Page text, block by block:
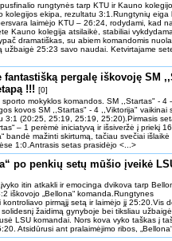
rungtynės tarp KTU ir Kauno
kolegijos ekipa, rezultatu 3:1.Rungtynių eiga
laimėjo KTU – 26:24, rodydami, kad
Kauno kolegija atsilaikė, stabiliai
dramatiškas, su abiem komandomis
25:23 savo naudai. Ketvirtajame
pergalę iškovoję SM
!!! [0]
mokyklos komandos. SM ,,Startas" - 4
kovos SM ,,Startas" - 4 ,,Viktorija" vaikinai
3:1 (20:25, 25:19, 25:19, 25:20).Pirmasis
– 1 perėmė iniciatyvą ir išsiveržė į priekį
bandė mažinti skirtumą, tačiau svečiai
1:0.Antrasis setas prasidėjo <...>
po penkių setų mūšio įveikė
itin atkakli ir emocinga dvikova tarp
iškovojo „Bellona“ komanda.Rungtynes
pirmąjį setą ir laimėjo jį 25:20.Vis
žaidimą gynyboje bei tiksliau
LSU komandai. Nors kova vyko taškas į
Atsidūrusi ant pralaimėjimo ribos,